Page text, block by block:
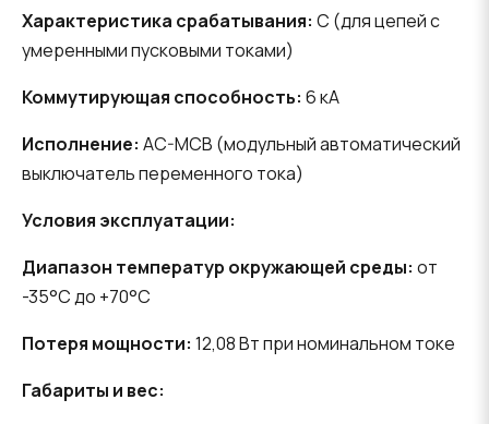
Характеристика срабатывания: C (для цепей с
умеренными пусковыми токами)
Коммутирующая способность: 6 кА
Исполнение: AC-MCB (модульный автоматический
выключатель переменного тока)
Условия эксплуатации:
Диапазон температур окружающей среды: от
-35°C до +70°C
Потеря мощности: 12,08 Вт при номинальном токе
Габариты и вес: